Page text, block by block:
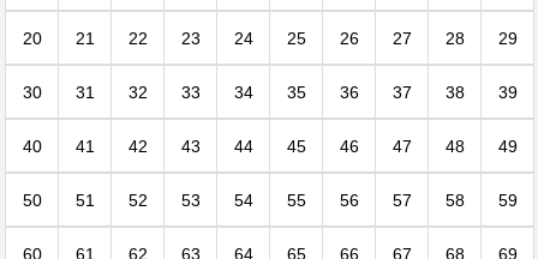
20 21 22 23 24 25 26 27 28 29
30 31 32 33 34 35 36 37 38 39
40 41 42 43 44 45 46 47 48 49
50 51 52 53 54 55 56 57 58 59
60 61 62 63 64 65 66 67 68 69